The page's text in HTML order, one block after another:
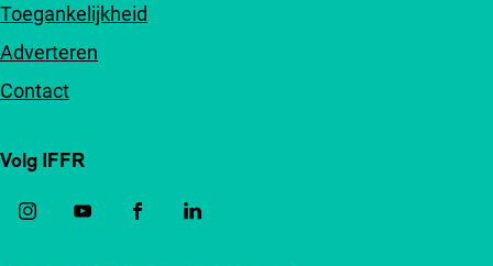
Toegankelijkheid
Adverteren
Contact
Volg IFFR